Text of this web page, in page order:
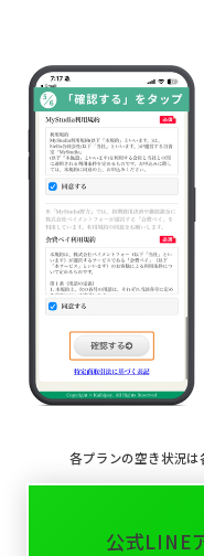
各プランの空き状況
公式LINE